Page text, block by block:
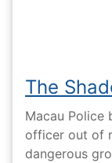
The
Macau Police
officer out of
dangerous